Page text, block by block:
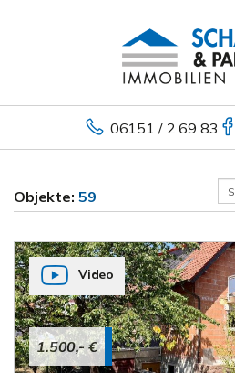
06151 / 2 69 83
Objekte: 59
1.500,- €
Video